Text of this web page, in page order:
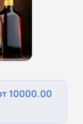
10000.00